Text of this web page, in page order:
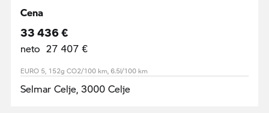
Cena
33 436 €
neto 27 407 €
EURO 5, 152g CO2/100 km, 6.5l/100 km
Selmar Celje, 3000 Celje